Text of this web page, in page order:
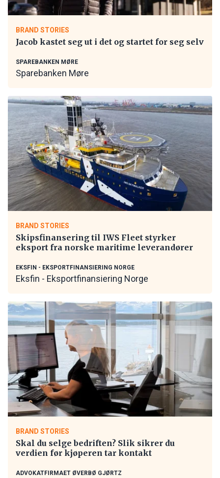
BRAND STORIES
Jacob kastet seg ut i det og startet for seg selv
SPAREBANKEN MØRE
Sparebanken Møre
BRAND STORIES
Skipsfinansering til IWS Fleet styrker
eksport fra norske maritime leverandører
EKSFIN - EKSPORTFINANSIERING NORGE
Eksfin - Eksportfinansiering Norge
BRAND STORIES
Skal du selge bedriften? Slik sikrer du
verdien før kjøperen tar kontakt
ADVOKATFIRMAET ØVERBØ GJØRTZ